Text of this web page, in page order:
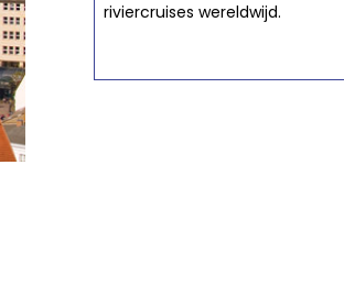
riviercruises wereldwijd.